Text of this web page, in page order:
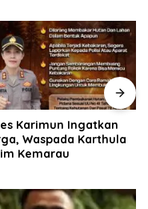
Karimun Ingatkan
Waspada Karthula
Kemarau